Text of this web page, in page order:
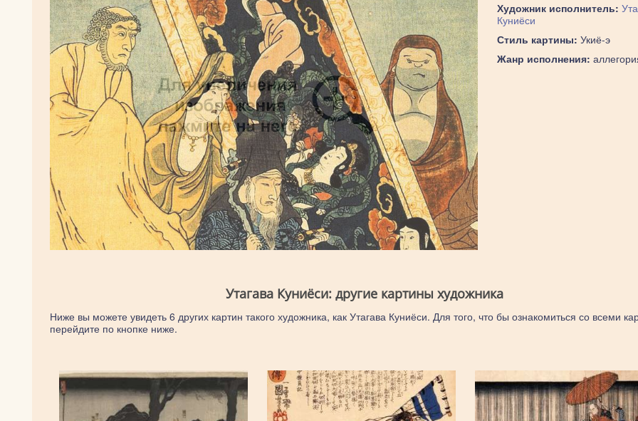
Художник исполнитель:
Куниёси
Стиль картины: Укиё-э
Жанр исполнения:
Утагава Куниёси: другие картины художника
Ниже вы можете увидеть 6 других картин такого художника, как Утагава Куниёси. Для того, что бы ознакомиться со всеми
перейдите по кнопке ниже.